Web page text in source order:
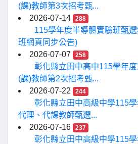
(課)教師第3次招考甄...
2026-07-14
288
115學年度半導體實驗班甄
班網頁同步公告)
2026-07-07
258
彰化縣立田中高中115學年
(課)教師第2次招考甄...
2026-07-22
244
彰化縣立田中高級中學115
代理、代課教師甄選...
2026-07-16
237
彰化縣立田中高級中學115